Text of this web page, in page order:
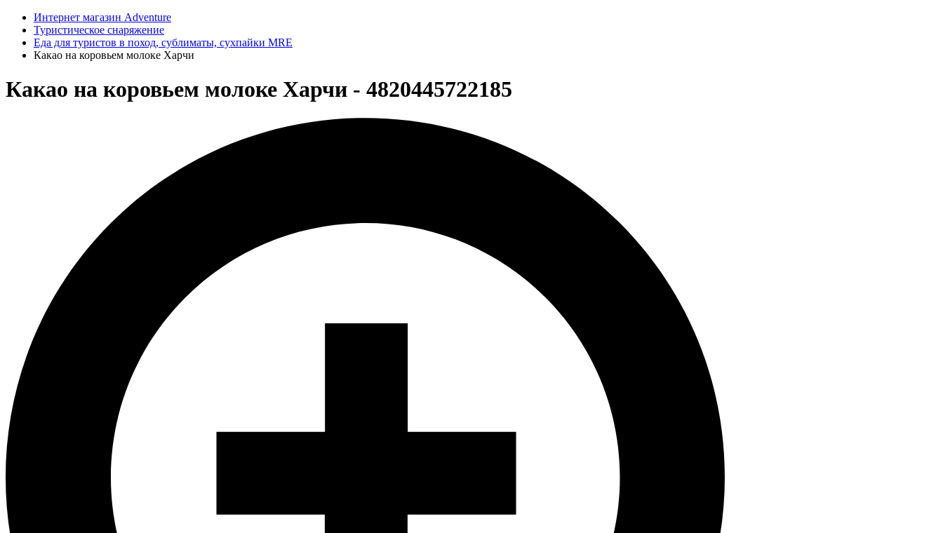
Интернет магазин Adventure
Туристическое снаряжение
Еда для туристов в поход, сублиматы, сухпайки MRE
Какао на коровьем молоке Харчи
Какао на коровьем молоке Харчи - 4820445722185